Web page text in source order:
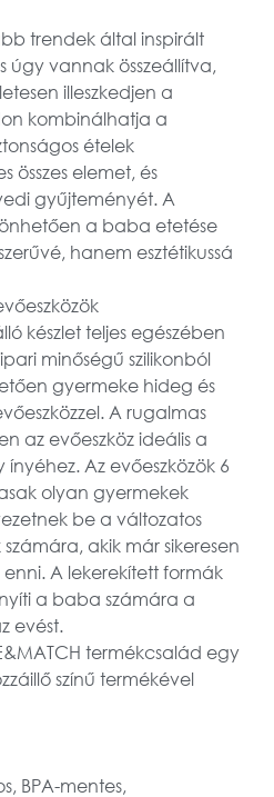
trendek által inspirált
úgy vannak összeállítva,
illeszkedjen a
kombinálhatja a
ételek
összes elemet, és
gyűjteményét. A
a baba etetése
hanem esztétikussá
készlet teljes egészében
minőségű szilikonból
gyermeke hideg és
A rugalmas
az evőeszköz ideális a
Az evőeszközök 6
olyan gyermekek
be a változatos
akik már sikeresen
A lekerekített formák
a baba számára a
evést.
termékcsalád egy
színű termékével
BPA-mentes,